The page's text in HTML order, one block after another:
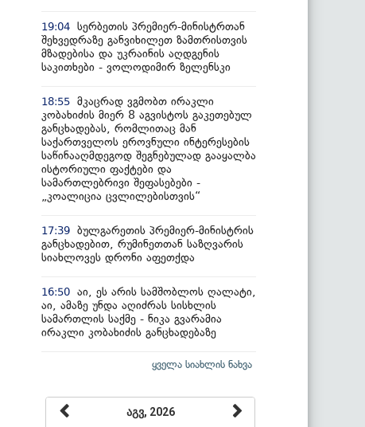
19:04 სერბეთის პრემიერ-მინისტრთან
შეხვედრაზე განვიხილეთ ზამთრისთვის
მზადებისა და უკრაინის აღდგენის
საკითხები - ვოლოდიმირ ზელენსკი
18:55 მკაცრად ვგმობთ ირაკლი
კობახიძის მიერ 8 აგვისტოს გაკეთებულ
განცხადებას, რომლითაც მან
საქართველოს ეროვნული ინტერესების
საწინააღმდეგოდ შეგნებულად გააყალბა
ისტორიული ფაქტები და
სამართლებრივი შეფასებები -
„კოალიცია ცვლილებისთვის“
17:39 ბულგარეთის პრემიერ-მინისტრის
განცხადებით, რუმინეთთან საზღვარის
სიახლოვეს დრონი აფეთქდა
16:50 აი, ეს არის სამშობლოს ღალატი,
აი, ამაზე უნდა აღიძრას სისხლის
სამართლის საქმე - ნიკა გვარამია
ირაკლი კობახიძის განცხადებაზე
ყველა სიახლის ნახვა
აგვ, 2026